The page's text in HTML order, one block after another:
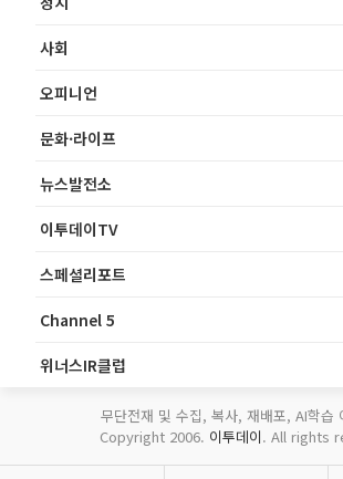
사회
오피니언
문화·라이프
뉴스발전소
이투데이TV
스페셜리포트
Channel 5
위너스IR클럽
무단전재 및 수집, 복사, 재배포, AI학습
Copyright 2006. 이투데이. All rights